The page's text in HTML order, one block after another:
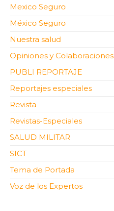
Mexico Seguro
México Seguro
Nuestra salud
Opiniones y Colaboraciones
PUBLI REPORTAJE
Reportajes especiales
Revista
Revistas-Especiales
SALUD MILITAR
SICT
Tema de Portada
Voz de los Expertos